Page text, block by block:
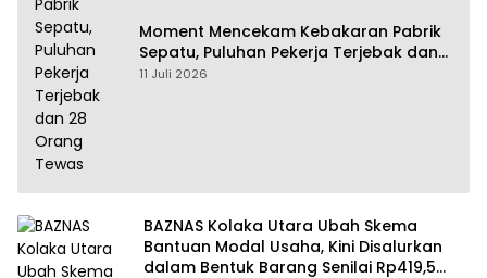
Moment Mencekam Kebakaran Pabrik
Sepatu, Puluhan Pekerja Terjebak dan
28 Orang Tewas
11 Juli 2026
BAZNAS Kolaka Utara Ubah Skema
Bantuan Modal Usaha, Kini Disalurkan
dalam Bentuk Barang Senilai Rp419,5